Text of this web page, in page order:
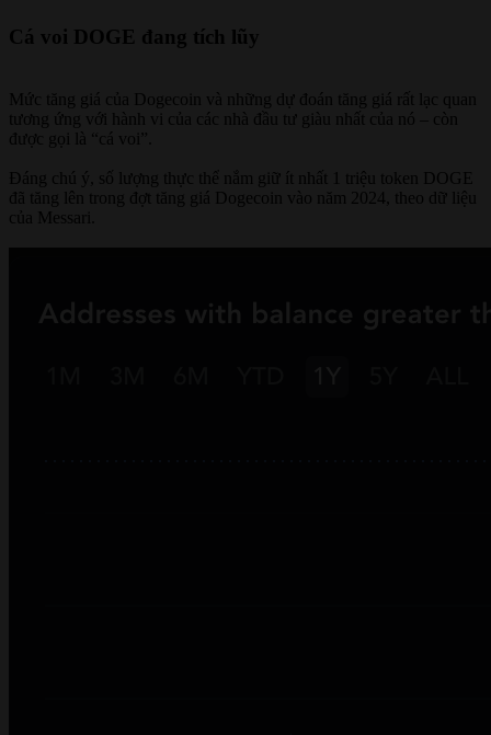
Cá voi DOGE đang tích lũy
Mức tăng giá của Dogecoin và những dự đoán tăng giá rất lạc quan
tương ứng với hành vi của các nhà đầu tư giàu nhất của nó – còn
được gọi là “cá voi”.
Đáng chú ý, số lượng thực thể nắm giữ ít nhất 1 triệu token DOGE
đã tăng lên trong đợt tăng giá Dogecoin vào năm 2024, theo dữ liệu
của Messari.